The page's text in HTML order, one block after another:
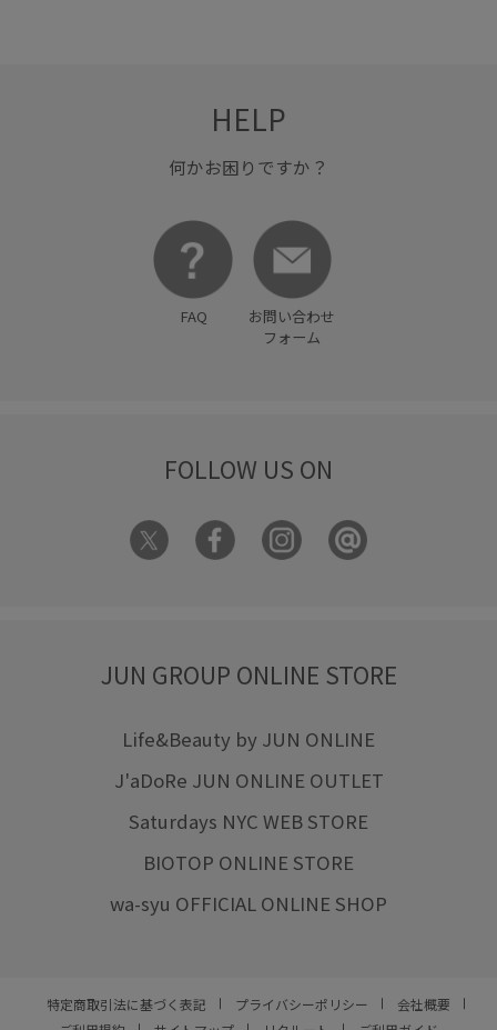
HELP
何かお困りですか？
FAQ
お問い合わせ
フォーム
FOLLOW US ON
JUN GROUP ONLINE STORE
Life&Beauty by JUN ONLINE
J'aDoRe JUN ONLINE OUTLET
Saturdays NYC WEB STORE
BIOTOP ONLINE STORE
wa-syu OFFICIAL ONLINE SHOP
特定商取引法に基づく表記 プライバシーポリシー
会社概要